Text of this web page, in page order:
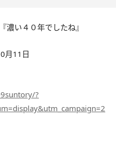
濃い４０年でしたね』
月11日
?